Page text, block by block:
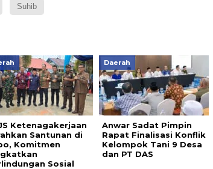
Suhib
Ketenagakerjaan
Santunan di
Komitmen
Sosial
Daerah
Anwar Sadat Pimpin
Rapat Finalisasi Konflik
Kelompok Tani 9 Desa
dan PT DAS